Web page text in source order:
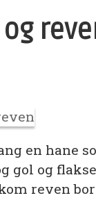
en hane
gol og
reven